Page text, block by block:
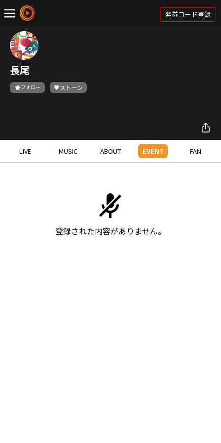
発券コード登録
長尾
フォロー ストーン
LIVE MUSIC ABOUT EVENT FAN
登録された内容がありません。